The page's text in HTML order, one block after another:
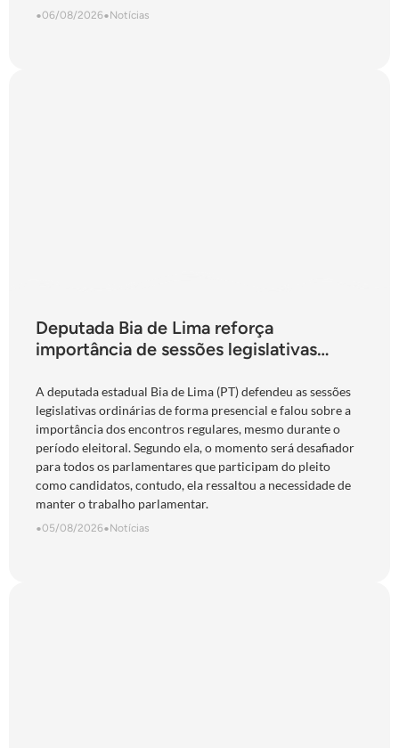
•06/08/2026•Notícias
Deputada Bia de Lima reforça
importância de sessões legislativas
“obrigação com o povo de Goiás”
A deputada estadual Bia de Lima (PT) defendeu as sessões
legislativas ordinárias de forma presencial e falou sobre a
importância dos encontros regulares, mesmo durante o
período eleitoral. Segundo ela, o momento será desafiador
para todos os parlamentares que participam do pleito
como candidatos, contudo, ela ressaltou a necessidade de
manter o trabalho parlamentar.
•05/08/2026•Notícias